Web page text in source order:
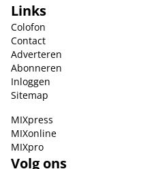
Links
Colofon
Contact
Adverteren
Abonneren
Inloggen
Sitemap
MIXpress
MIXonline
MIXpro
Volg ons